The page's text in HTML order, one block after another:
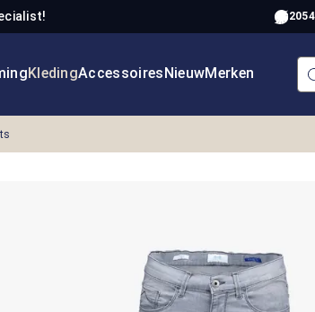
KledingAccessoiresNieuwMerken